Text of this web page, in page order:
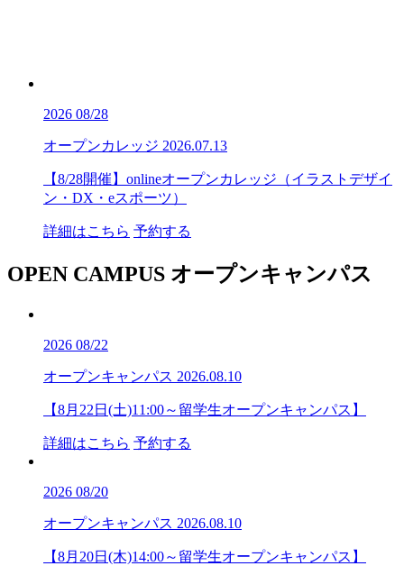
2026 08/28
オープンカレッジ 2026.07.13
【8/28開催】onlineオープンカレッジ（イラストデザイ
ン・DX・eスポーツ）
詳細はこちら 予約する
OPEN CAMPUS オープンキャンパス
2026 08/22
オープンキャンパス 2026.08.10
【8月22日(土)11:00～留学生オープンキャンパス】
詳細はこちら 予約する
2026 08/20
オープンキャンパス 2026.08.10
【8月20日(木)14:00～留学生オープンキャンパス】